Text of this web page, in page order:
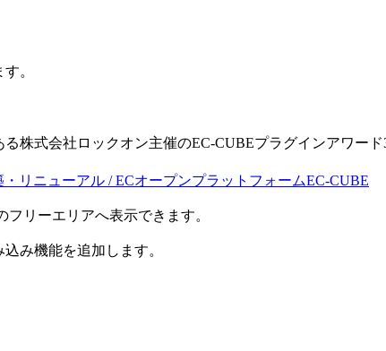
。
株式会社ロックオン主催のEC-CUBEプラグインアワー
リニューアル / ECオープンプラットフォームEC-CUBE
フリーエリアへ表示できます。
み機能を追加します。